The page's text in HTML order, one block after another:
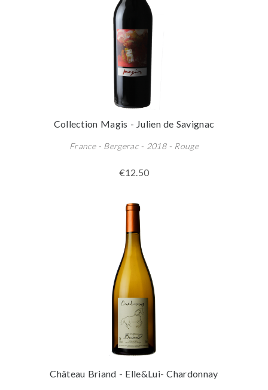
Collection Magis - Julien de Savignac
France - Bergerac - 2018 - Rouge
€12.50
Château Briand - Elle&Lui- Chardonnay